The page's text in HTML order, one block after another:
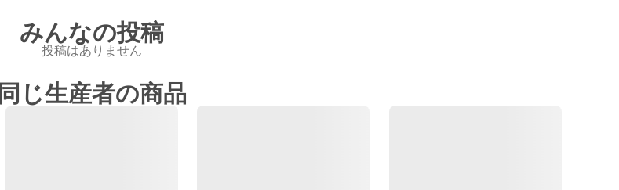
みんなの投稿
投稿はありません
同じ生産者の商品